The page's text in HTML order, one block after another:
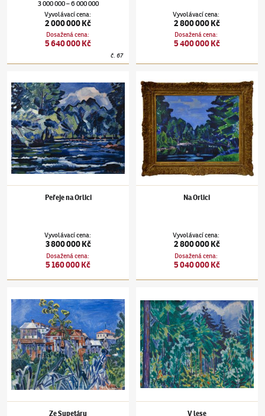
3 000 000–6 000 000
Vyvolávací cena:
2 000 000 Kč
Dosažená cena:
5 640 000 Kč
č.67
Vyvolávací cena:
2 800 000 Kč
Dosažená cena:
5 400 000 Kč
Peřeje na Orlici
Vyvolávací cena:
3 800 000 Kč
Dosažená cena:
5 160 000 Kč
Na Orlici
Vyvolávací cena:
2 800 000 Kč
Dosažená cena:
5 040 000 Kč
Ze Supetáru V lese